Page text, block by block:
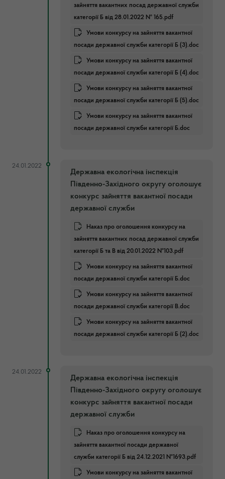
зайняття вакантних посад державної служби
категорії Б від 28.01.2022 № 165.pdf
Умови конкурсу на зайняття вакантної
посади державної служби категорії Б (3).doc
Умови конкурсу на зайняття вакантної
посади державної служби категорії Б (4).doc
Умови конкурсу на зайняття вакантної
посади державної служби категорії Б (5).doc
Умови конкурсу на зайняття вакантної
посади державної служби категорії Б.doc
24.01.2022
Державна екологічна інспекція
Південно-Західного округу оголошує
конкурс зайняття вакантної посади
державної служби
Наказ про оголошення конкурсу на
зайняття вакантних посад державної служби
категорії Б та В від 20.01.2022 №103.pdf
Умови конкурсу на зайняття вакантної
посади державної служби категорії Б.doc
Умови конкурсу на зайняття вакантної
посади державної служби категорії В.doc
Умови конкурсу на зайняття вакантної
посади державної служби категорії Б (2).doc
24.01.2022
Державна екологічна інспекція
Південно-Західного округу оголошує
конкурс зайняття вакантної посади
державної служби
Наказ про оголошення конкурсу на
зайняття вакантної посади державної
служби категорії Б від 24.12.2021 №1693.pdf
Умови конкурсу на зайняття вакантної